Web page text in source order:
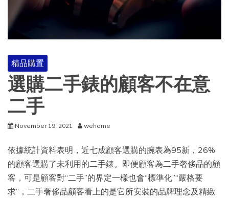
精品購置
選購二手錶的顧客不在意
二手
November 19, 2021 wehome
依據統計資料表明，近七成顧客選購的腕表為95新，26%
的顧客選購了未利用的二手錶。即便顧客為二手奢侈品的顧
客，可是顧客對“二手”的界定一樣也會“標準化”“嚴格要
求”，二手奢侈品顧客看上的是它所安裝的品牌理念及精緻